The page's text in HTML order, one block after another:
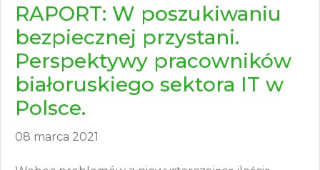
RAPORT: W poszukiwaniu
bezpiecznej przystani.
Perspektywy pracowników
białoruskiego sektora IT w
Polsce.
08 marca 2021